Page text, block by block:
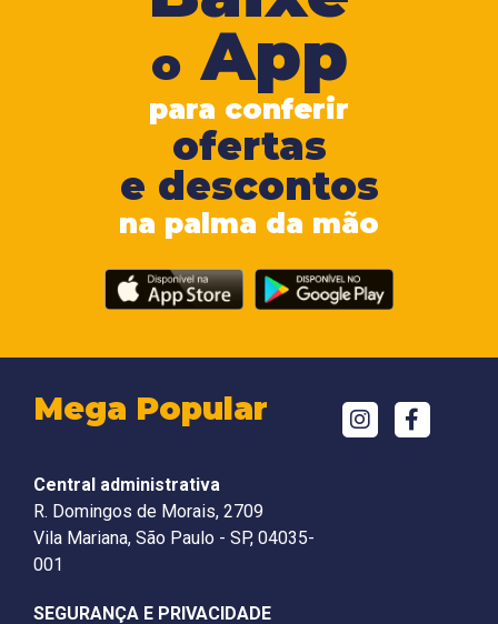
oApp
para conferir
ofertas
e descontos
na palma da mão
Mega Popular
Central administrativa
R. Domingos de Morais, 2709
Vila Mariana, São Paulo - SP, 04035-
001
SEGURANÇA E PRIVACIDADE